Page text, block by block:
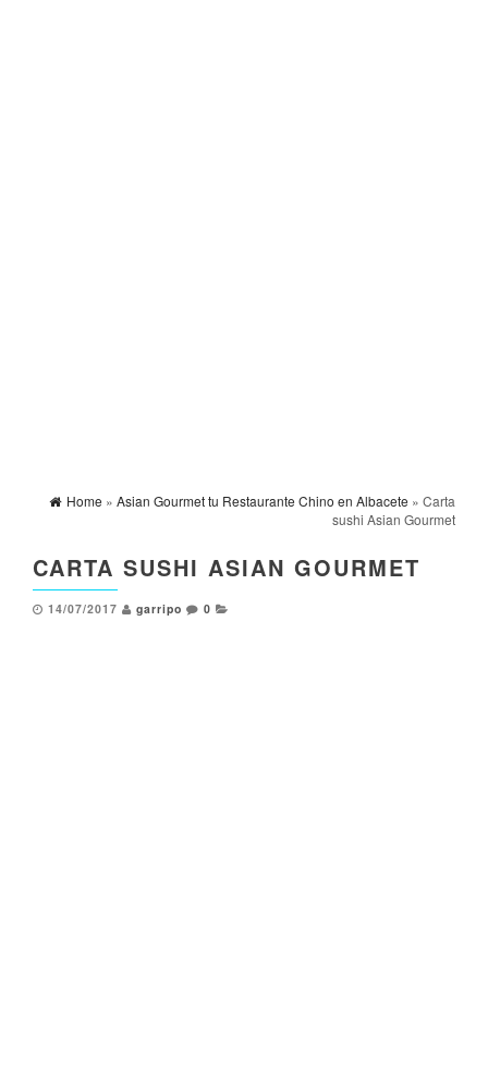
Home » Asian Gourmet tu Restaurante Chino en Albacete » Carta
sushi Asian Gourmet
CARTA SUSHI ASIAN GOURMET
14/07/2017 garripo 0